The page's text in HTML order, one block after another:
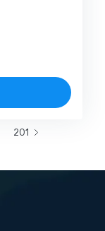
201